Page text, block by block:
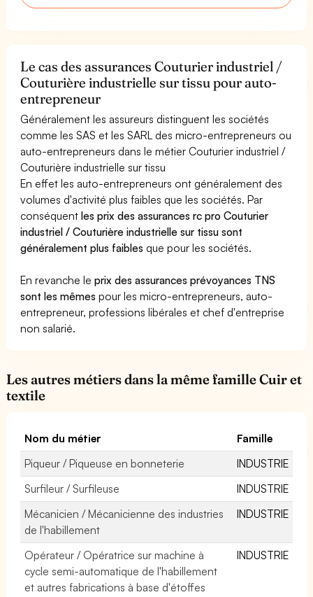
Le cas des assurances Couturier industriel /
Couturière industrielle sur tissu pour auto-
entrepreneur
Généralement les assureurs distinguent les sociétés
comme les SAS et les SARL des micro-entrepreneurs ou
auto-entrepreneurs dans le métier Couturier industriel /
Couturière industrielle sur tissu
En effet les auto-entrepreneurs ont généralement des
volumes d'activité plus faibles que les sociétés. Par
conséquentles prix des assurances rc pro Couturier
industriel / Couturière industrielle sur tissu sont
généralement plus faibles que pour les sociétés.
En revanche leprix des assurances prévoyances TNS
sont les mêmes pour les micro-entrepreneurs, auto-
entrepreneur, professions libérales et chef d'entreprise
non salarié.
Les autres métiers dans la même famille Cuir et
textile
Nom du métier
Famille
Piqueur / Piqueuse en bonneterie
INDUSTRIE
Surfileur / Surfileuse
INDUSTRIE
Mécanicien / Mécanicienne des industries
de l'habillement
INDUSTRIE
Opérateur / Opératrice sur machine à
cycle semi-automatique de l'habillement
et autres fabrications à base d'étoffes
INDUSTRIE